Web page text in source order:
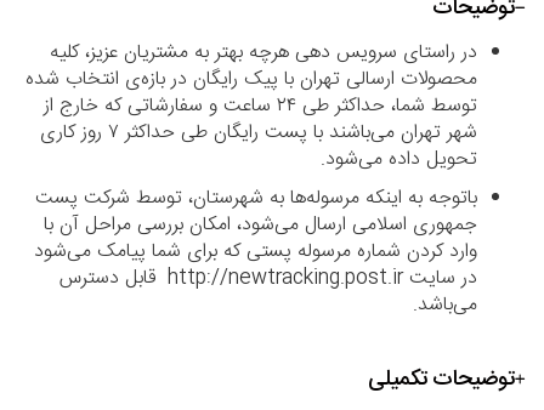
توضیحات
در راستای سرویس دهی هرچه بهتر به مشتریان عزیز، کلیه
محصولات ارسالی تهران با پیک رایگان در بازه‌ی انتخاب شده
توسط شما، حداکثر طی ۲۴ ساعت و سفارشاتی که خارج از
شهر تهران می‌باشند با پست رایگان طی حداکثر ۷ روز کاری
تحویل داده می‌شود.
باتوجه به اینکه مرسوله‌ها به شهرستان، توسط شرکت پست
جمهوری اسلامی ارسال می‌شود، امکان بررسی مراحل آن با
وارد کردن شماره مرسوله پستی که برای شما پیامک می‌شود
در سایت http://newtracking.post.ir قابل دسترس
می‌باشد.
توضیحات تکمیلی